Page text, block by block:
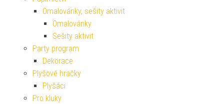
Omalovánky, sešity aktivit
Omalovánky
Sešity aktivit
Party program
Dekorace
Plyšové hračky
Plyšáci
Pro kluky